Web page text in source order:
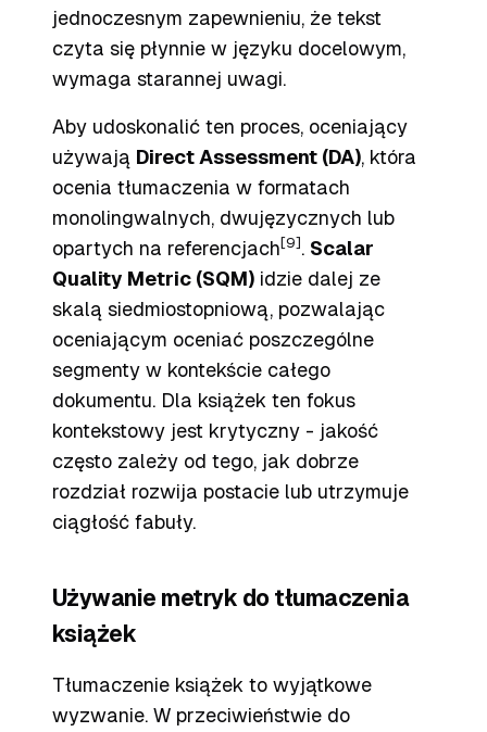
jednoczesnym zapewnieniu, że tekst
czyta się płynnie w języku docelowym,
wymaga starannej uwagi.
Aby udoskonalić ten proces, oceniający
używają Direct Assessment (DA), która
ocenia tłumaczenia w formatach
monolingwalnych, dwujęzycznych lub
opartych na referencjach [9] . Scalar
Quality Metric (SQM) idzie dalej ze
skalą siedmiostopniową, pozwalając
oceniającym oceniać poszczególne
segmenty w kontekście całego
dokumentu. Dla książek ten fokus
kontekstowy jest krytyczny - jakość
często zależy od tego, jak dobrze
rozdział rozwija postacie lub utrzymuje
ciągłość fabuły.
Używanie metryk do tłumaczenia
książek
Tłumaczenie książek to wyjątkowe
wyzwanie. W przeciwieństwie do